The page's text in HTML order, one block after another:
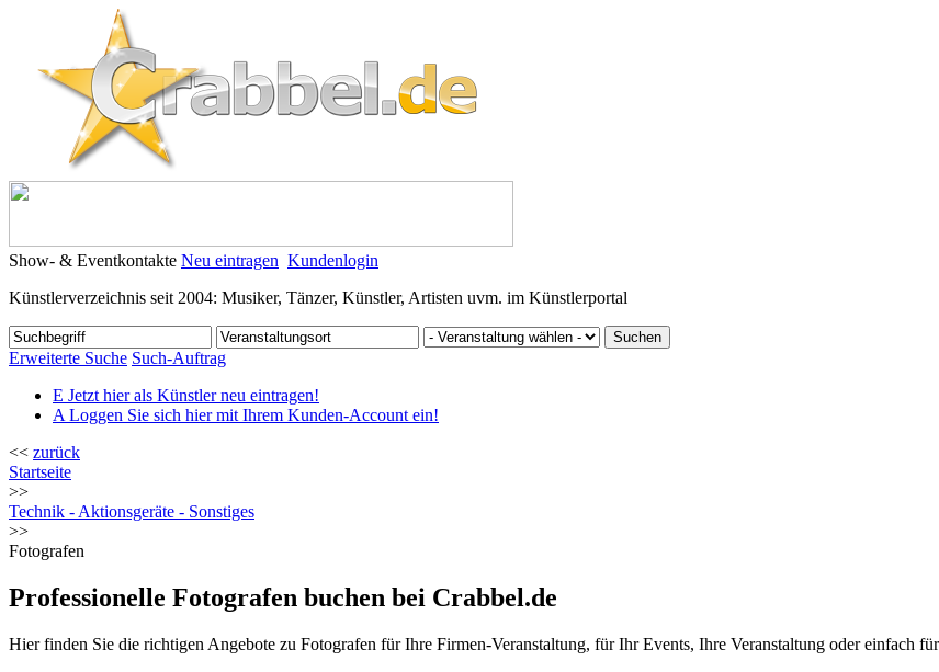
Show- & Eventkontakte Neu eintragen Kundenlogin
Künstlerverzeichnis seit 2004: Musiker, Tänzer, Künstler, Artisten uvm. im Künstlerportal
Erweiterte Suche Such-Auftrag
E Jetzt hier als Künstler neu eintragen!
A Loggen Sie sich hier mit Ihrem Kunden-Account ein!
<< zurück
Startseite
>>
Technik - Aktionsgeräte - Sonstiges
>>
Fotografen
Professionelle Fotografen buchen bei Crabbel.de
Hier finden Sie die richtigen Angebote zu Fotografen für Ihre Firmen-Veranstaltung, für Ihr Events, Ihre Veranstaltung oder einfach